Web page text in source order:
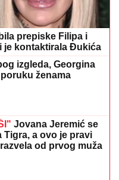
prepiske Filipa i
je kontaktirala Đukića
izgleda, Georgina
ženama
Jovana Jeremić se
Tigra, a ovo je pravi
od prvog muža